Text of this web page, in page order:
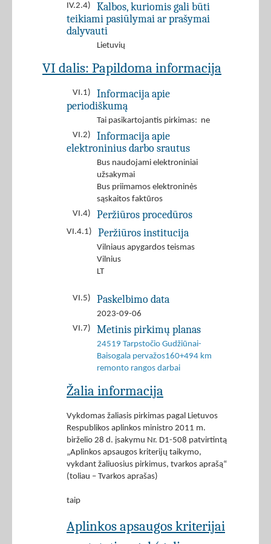
IV.2.4)
Kalbos, kuriomis gali būti
teikiami pasiūlymai ar prašymai
dalyvauti
Lietuvių
VI dalis: Papildoma informacija
VI.1)
Informacija apie
periodiškumą
Tai pasikartojantis pirkimas: ne
VI.2)
Informacija apie
elektroninius darbo srautus
Bus naudojami elektroniniai
užsakymai
Bus priimamos elektroninės
sąskaitos faktūros
VI.4)
Peržiūros procedūros
VI.4.1) Peržiūros institucija
Vilniaus apygardos teismas
Vilnius
LT
VI.5) Paskelbimo data
2023-09-06
VI.7)
Metinis pirkimų planas
24519 Tarpstočio Gudžiūnai-
Baisogala pervažos160+494 km
remonto rangos darbai
Žalia informacija
Vykdomas žaliasis pirkimas pagal Lietuvos
Respublikos aplinkos ministro 2011 m.
birželio 28 d. įsakymu Nr. D1-508 patvirtintą
„Aplinkos apsaugos kriterijų taikymo,
vykdant žaliuosius pirkimus, tvarkos aprašą“
(toliau – Tvarkos aprašas)
taip
Aplinkos apsaugos kriterijai